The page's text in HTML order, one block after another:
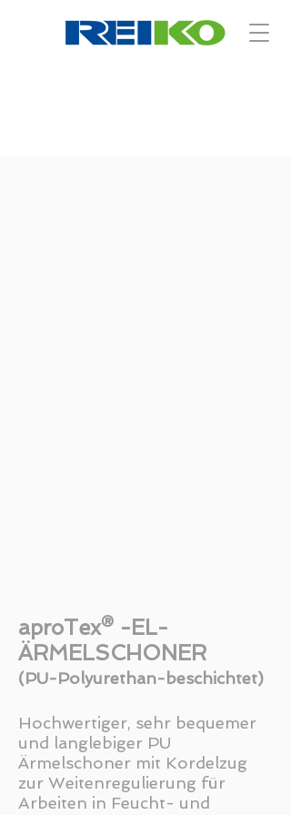
aproTex® -EL-
ÄRMELSCHONER
(PU-Polyurethan- beschichtet)
Hochwertiger, sehr bequemer
und langlebiger PU
Ärmelschoner mit Kordelzug
zur Weitenregulierung für
Arbeiten in Feucht- und